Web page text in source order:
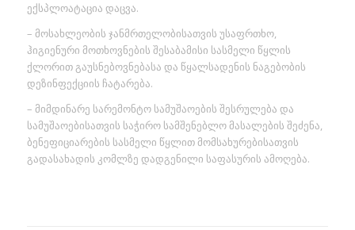
ექსპლოატაცია დაცვა.
– მოსახლეობის ჯანმრთელობისათვის უსაფრთხო,
ჰიგიენური მოთხოვნების შესაბამისი სასმელი წყლის
ქლორით გაუსნებოვნებასა და წყალსადენის ნაგებობის
დეზინფექციის ჩატარება.
– მიმდინარე სარემონტო სამუშაოების შესრულება და
სამუშაოებისათვის საჭირო სამშენებლო მასალების შეძენა,
ბენეფიციარების სასმელი წყლით მომსახურებისათვის
გადასახადის კომლზე დადგენილი საფასურის ამოღება.